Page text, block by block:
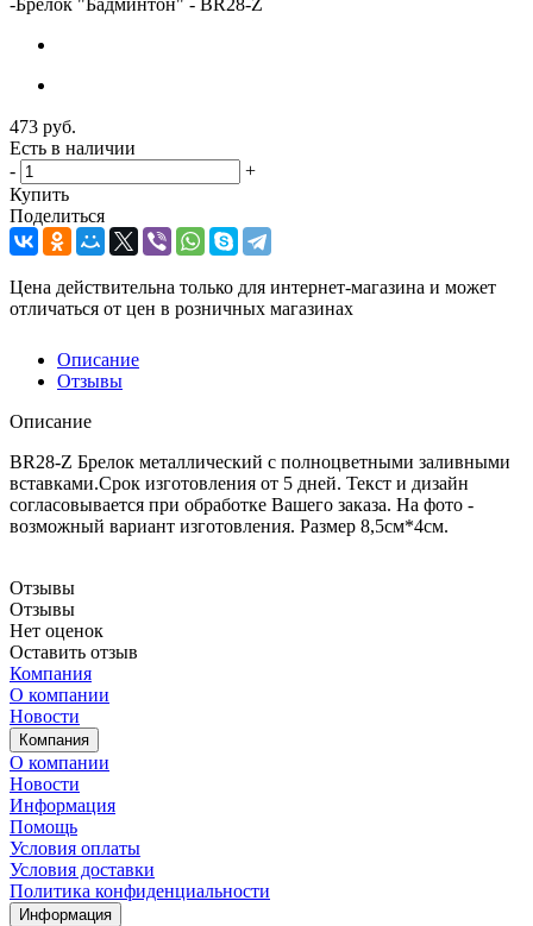
473 руб.
Есть в наличии
-
+
Купить
Поделиться
Цена действительна только для интернет-магазина и может
отличаться от цен в розничных магазинах
Описание
Отзывы
Описание
BR28-Z Брелок металлический с полноцветными заливными
вставками.Срок изготовления от 5 дней. Текст и дизайн
согласовывается при обработке Вашего заказа. На фото -
возможный вариант изготовления. Размер 8,5см*4см.
Отзывы
Отзывы
Нет оценок
Оставить отзыв
Компания
О компании
Новости
Компания
О компании
Новости
Информация
Помощь
Условия оплаты
Условия доставки
Политика конфиденциальности
Информация